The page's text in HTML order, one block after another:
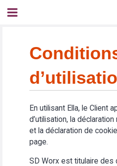
En utilisant Ella, le Client
d’utilisation, la
et la déclaration de
page.
SD Worx est titulaire